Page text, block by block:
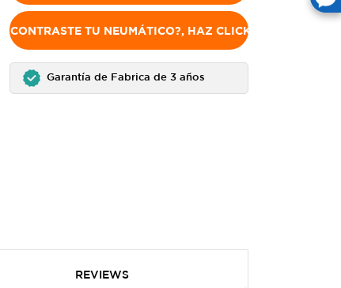
NO ENCONTRASTE TU NEUMÁTICO?, HAZ CLICK AQUÍ
Garantía de Fabrica de 3 años
REVIEWS